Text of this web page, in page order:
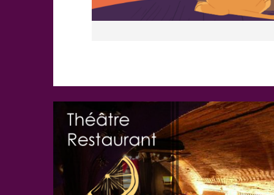
- Eddy King :
Humoriste de 33 ans, il gagne
Festival « Juste Pour Rire » en 2007. Il lance en
pair et se révèle aussi chanteuse émérite dans
- Laura Laune :
Laura Laune n'a aucune limite !
folie angélique et ses personnages remplis de
frissons : innocente ou méchante ? A vous de le
Les soirées Youhumour, c'estun festival itinérant
, le temps de quelques soirées,le meilleur
française!